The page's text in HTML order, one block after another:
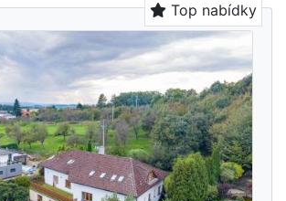
Top nabídky